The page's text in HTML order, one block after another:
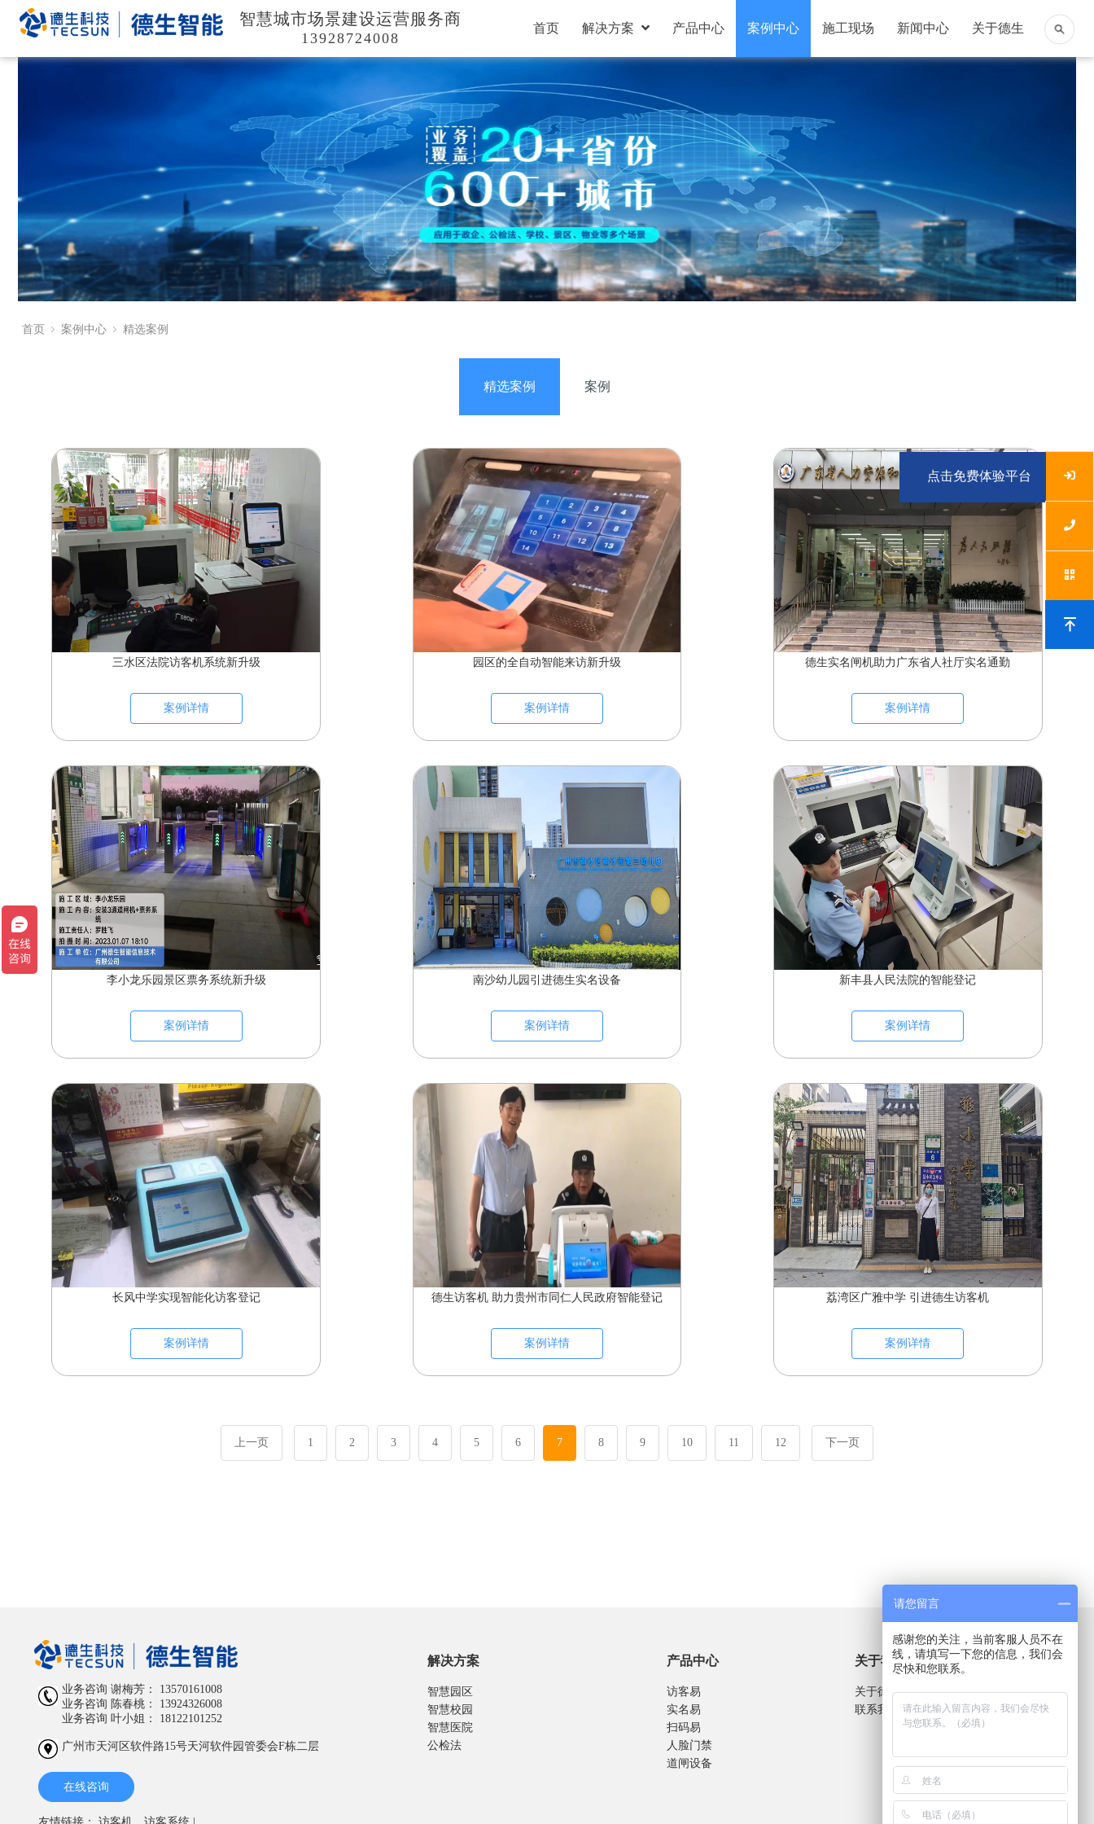
智慧城市场景建设运营服务商
13928724008
首页 解决方案 产品中心 案例中心 施工现场 新闻中心 关于德生
首页 案例中心 精选案例
精选案例 案例
三水区法院访客机系统新升级
案例详情
园区的全自动智能来访新升级
案例详情
德生实名闸机助力广东省人社厅实名通勤
案例详情
李小龙乐园景区票务系统新升级
案例详情
南沙幼儿园引进德生实名设备
案例详情
新丰县人民法院的智能登记
案例详情
长风中学实现智能化访客登记
案例详情
德生访客机 助力贵州市同仁人民政府智能登记
案例详情
荔湾区广雅中学 引进德生访客机
案例详情
上一页 1 2 3 4 5 6 7 8 9 10 11 12 下一页
业务咨询 谢梅芳： 13570161008
业务咨询 陈春桃： 13924326008
业务咨询 叶小姐： 18122101252
广州市天河区软件路15号天河软件园管委会F栋二层
在线咨询
解决方案
智慧园区
智慧校园
智慧医院
公检法
产品中心
访客易
实名易
扫码易
人脸门禁
道闸设备
关于我们
关于德生
联系我们
点击免费体验平台
请您留言
感谢您的关注，当前客服人员不在
线，请填写一下您的信息，我们会
尽快和您联系。